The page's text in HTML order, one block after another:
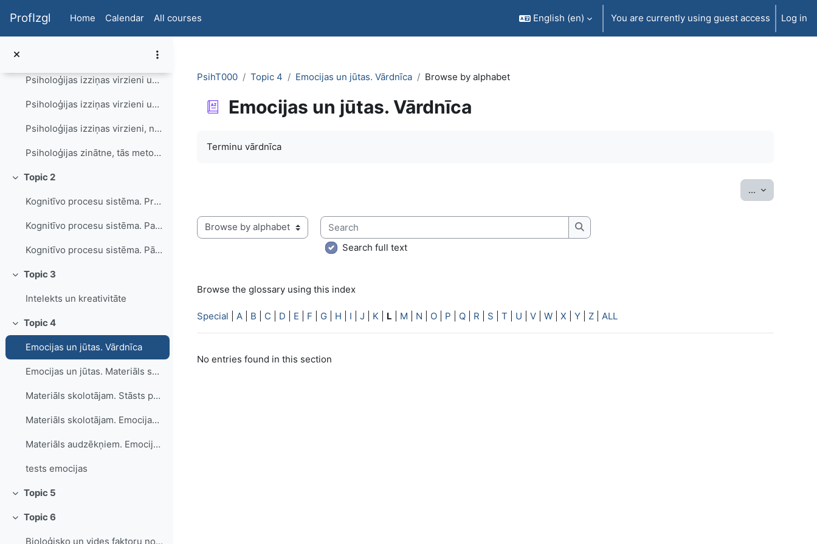
ProfIzgl Home Calendar All courses English ‎(en)‎ You are currently using guest access Log in
Psiholoģijas zinātne, tās metodes - tests
Psiholoģijas izziņas virzieni un praktiskais pielietojums - prezentācija audzēkņiem
Psiholoģijas izziņas virzieni un praktiskais pielietojums - materiāls skolotājiem
Psiholoģijas izziņas virzieni, nozares un praktiskais pielietojums - tests
Psiholoģijas zinātne, tās metodes, izziņas virzieni, nozares un praktiskais pielietojums - vārdnīca
Collapse
Topic 2
Kognitīvo procesu sistēma. Prezentācija audzēkņiem.
Kognitīvo procesu sistēma. Palīgmateriāls skolotājam.Uzdevumi. Vārdnīca.
Kognitīvo procesu sistēma. Pārbaudes jautājumi.
Collapse
Topic 3
Intelekts un kreativitāte
Collapse
Topic 4
Emocijas un jūtas. Vārdnīca
Emocijas un jūtas. Materiāls skolotājam. Praktiski uzdevumi
Materiāls skolotājam. Stāsts par skumjo bēdu
Materiāls skolotājam. Emocijas un jūtas. Garastāvoklis un stress
Materiāls audzēkņiem. Emocijas un jūtas. Garastāvoklis un stress
tests emocijas
Collapse
Topic 5
Collapse
Topic 6
Bioloģisko un vides faktoru nozīme indivīda attīstībā - prezentācija audzēkņiem
PsihT000 Topic 4 Emocijas un jūtas. Vārdnīca Browse by alphabet
Emocijas un jūtas. Vārdnīca
Terminu vārdnīca
... Export
Browse the glossary using this index
Search
Search
Search full text
Browse the glossary using this index
Special A B C D E F G H I J K L M N O P Q R S T U V W X Y Z ALL
No entries found in this section